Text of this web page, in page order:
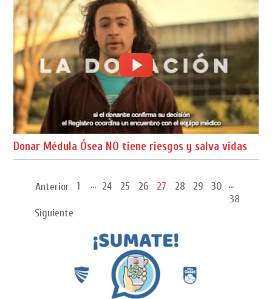
Donar Médula Ósea NO tiene riesgos y salva vidas
Anterior 1 ... 24 25 26 27 28 29 30 ...
38
Siguiente